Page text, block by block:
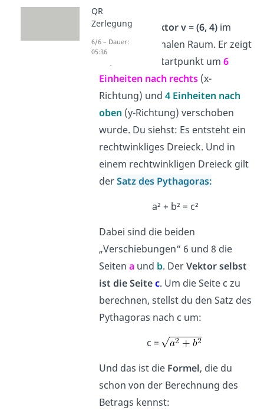
Nimm den Vektor v = (6, 4)im
zweidimensionalen Raum. Er zeigt
an, dass der Startpunkt um 6
Einheiten nach rechts(x-
Richtung) und 4 Einheiten nach
oben (y-Richtung) verschoben
wurde. Du siehst: Es entsteht ein
rechtwinkliges Dreieck. Und in
einem rechtwinkligen Dreieck gilt
derSatz des Pythagoras:
a² + b² = c²
Dabei sind die beiden
„Verschiebungen“ 6 und 8 die
Seiten aund b. DerVektor selbst
ist die Seitec. Um die Seite c zu
berechnen, stellst du den Satz des
Pythagoras nach c um:
c =
Und das ist die Formel, die du
schon von der Berechnung des
Betrags kennst:
QR
Zerlegung
6/6 – Dauer:
05:36